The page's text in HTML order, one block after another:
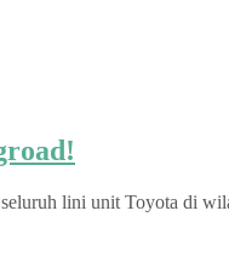
lini unit Toyota di